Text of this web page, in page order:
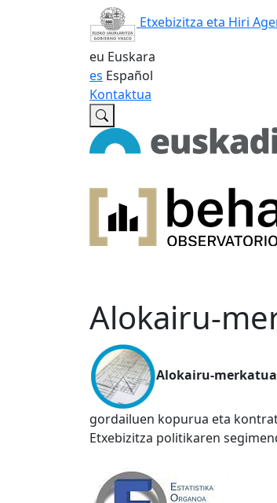
Etxebizitza eta Hiri
eu Euskara
es Español
Kontaktua
Alokairu-
Alokairu-
gordailuen kopurua eta
Etxebizitza politikaren